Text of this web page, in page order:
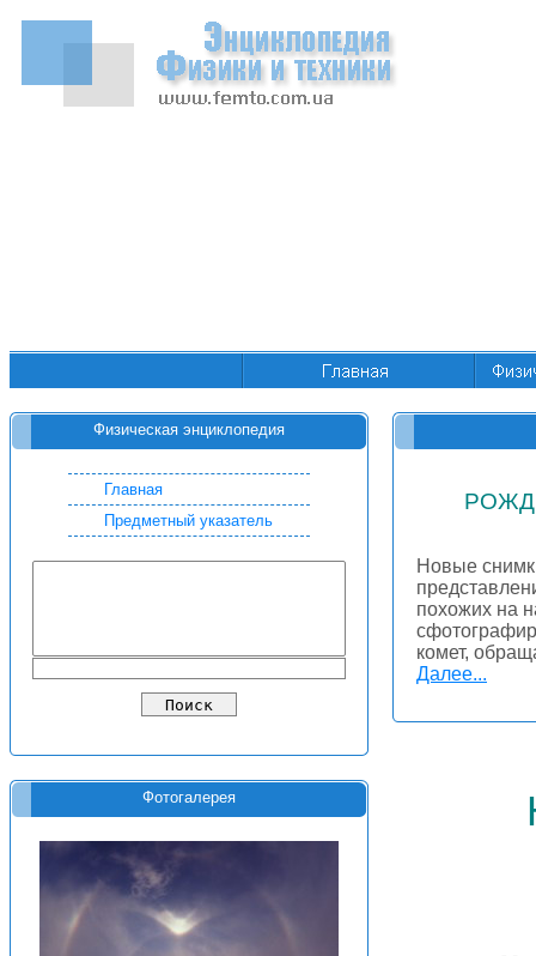
Физическая энциклопедия
Главная
Предметный указатель
Фотогалерея
Новые
похожих на
комет,
Далее...